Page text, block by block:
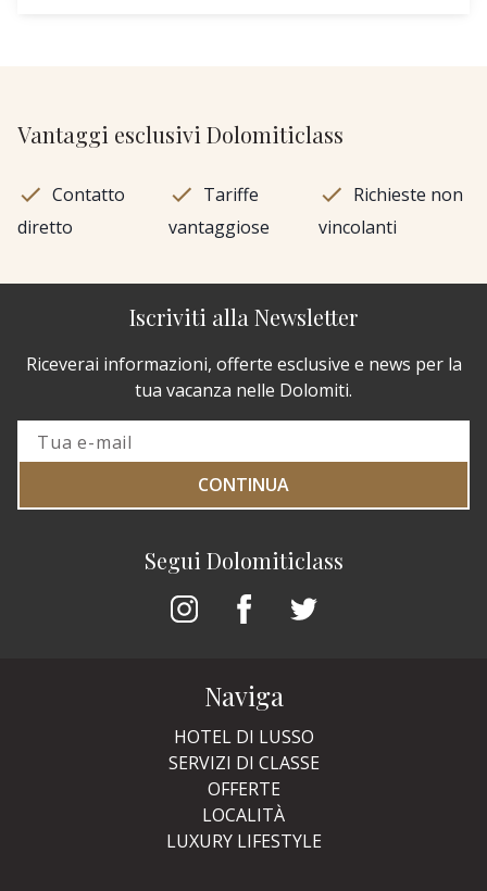
Vantaggi esclusivi Dolomiticlass
Contatto
diretto
Tariffe
vantaggiose
Richieste non
vincolanti
Segui Dolomiticlass
Iscriviti alla Newsletter
Riceverai informazioni, offerte esclusive e news per la
tua vacanza nelle Dolomiti.
CONTINUA
Naviga
HOTEL DI LUSSO
SERVIZI DI CLASSE
OFFERTE
LOCALITÀ
LUXURY LIFESTYLE